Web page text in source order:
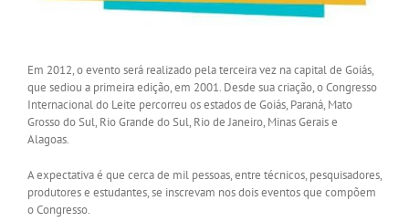
Em 2012, o evento será realizado pela terceira vez na capital de Goiás,
que sediou a primeira edição, em 2001. Desde sua criação, o Congresso
Internacional do Leite percorreu os estados de Goiás, Paraná, Mato
Grosso do Sul, Rio Grande do Sul, Rio de Janeiro, Minas Gerais e
Alagoas.
A expectativa é que cerca de mil pessoas, entre técnicos, pesquisadores,
produtores e estudantes, se inscrevam nos dois eventos que compõem
o Congresso.